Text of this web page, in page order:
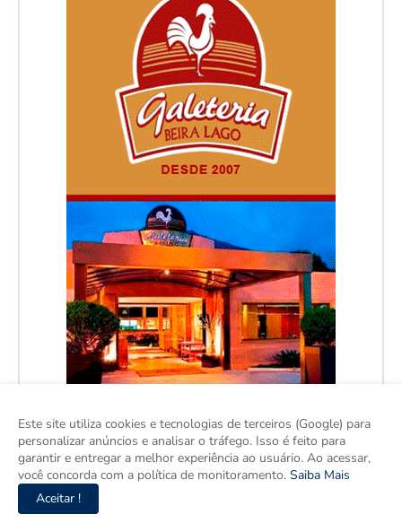
Este site utiliza cookies e tecnologias de terceiros (Google) para
personalizar anúncios e analisar o tráfego. Isso é feito para
garantir e entregar a melhor experiência ao usuário. Ao acessar,
você concorda com a política de monitoramento. Saiba Mais
Aceitar !